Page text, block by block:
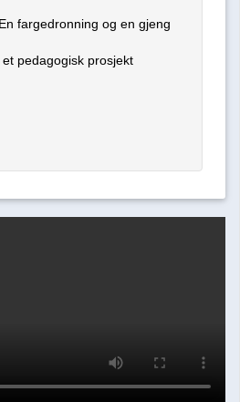
fargedronning og en gjeng
pedagogisk prosjekt